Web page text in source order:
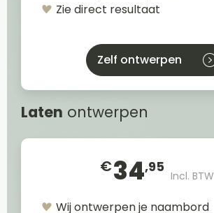
Zie direct resultaat
Zelf ontwerpen
Laten ontwerpen
€34,95
Incl. BTW
Wij ontwerpen je naambord